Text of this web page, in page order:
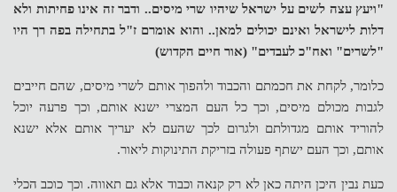
"ויעץ עצה לשים על ישראל שיהיו שרי מיסים.. ודבר זה אינו פחיתות ולא
דלות לישראל ואינם יכולים למאן.. והוא אומרם ז"ל בתחילה בפה רך היו
"לשרים" ואח"כ לעבדים" (אור חיים הקדוש)
כלומר, לקחת את חכמתם והכבוד ולהפוך אותם לשרי מיסים, שהם חייבים
לגבות מכולם מיסים, וכך כל העם המצרי ישנא אותם, וכך פרעה יוכל
להוריד אותם מגדולתם ולגרום לכך שהעם לא יעריך אותם אלא ישנא
אותם, וכך העם ישתף פעולה בזריקת התינוקות ליאור.
כעת נבין היכן היתה כאן לא רק קנאה וכבוד אלא גם תאווה. וכך כוכב הכלי